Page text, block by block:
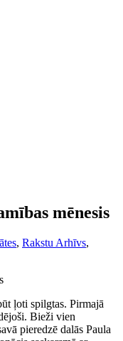
mēnesis
, Rakstu Arhīvs,
ļoti spilgtas. Pirmajā
Bieži vien
pieredzē dalās Paula